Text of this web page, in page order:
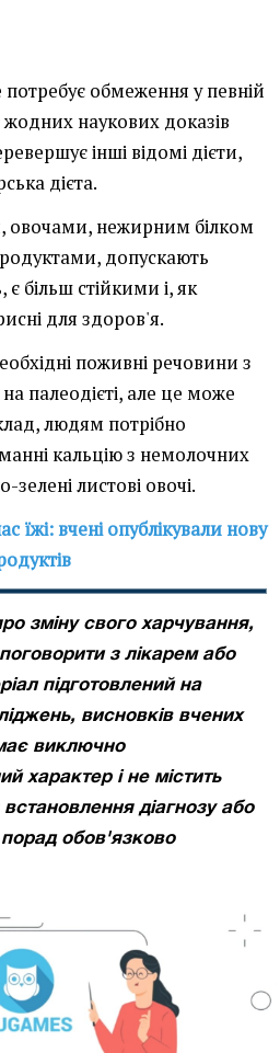
обмеження у певній
жодних наукових доказів
інші відомі дієти,
дієта.
овочами, нежирним білком
допускають
є більш стійкими і, як
для здоров'я.
поживні речовини з
палеодієті, але це може
людям потрібно
кальцію з немолочних
листові овочі.
їжі: вчені опублікували нову
зміну свого харчування,
з лікарем або
підготовлений на
висновків вчених
виключно
характер і не містить
діагнозу або
обов'язково